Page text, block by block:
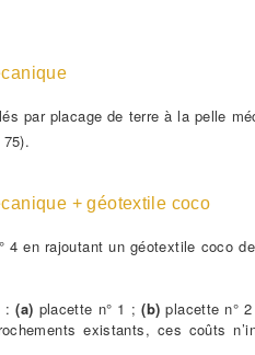
par placage de terre à la pelle
+ géotextile coco
en rajoutant un géotextile coco
:(a) placette n° 1 ;(b) placette n°
existants, ces coûts